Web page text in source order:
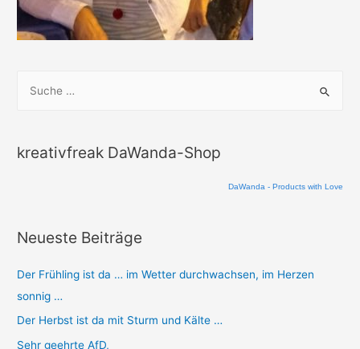
h
a
h
:
kreativfreak DaWanda-Shop
DaWanda - Products with Love
Neueste Beiträge
Der Frühling ist da … im Wetter durchwachsen, im Herzen
sonnig …
Der Herbst ist da mit Sturm und Kälte …
Sehr geehrte AfD,